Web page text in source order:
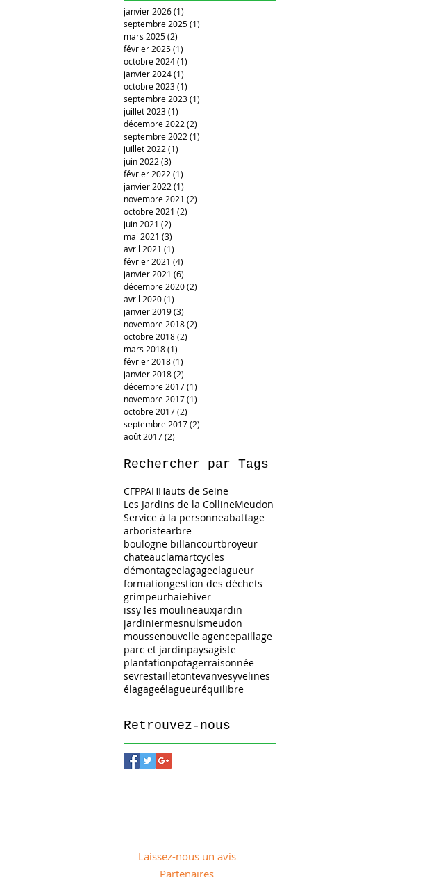
janvier 2026(1)
septembre 2025(1)
mars 2025(2)
février 2025(1)
octobre 2024(1)
janvier 2024(1)
octobre 2023(1)
septembre 2023(1)
juillet 2023(1)
décembre 2022 (2)
septembre 2022 (1)
juillet 2022 (1)
juin 2022 (3)
février 2022 (1)
janvier 2022 (1)
novembre 2021 (2)
octobre 2021 (2)
juin 2021 (2)
mai 2021 (3)
avril 2021 (1)
février 2021 (4)
janvier 2021 (6)
décembre 2020(2)
avril 2020(1)
janvier 2019(3)
novembre 2018(2)
octobre 2018(2)
mars 2018(1)
février 2018(1)
janvier 2018(2)
décembre 2017(1)
novembre 2017(1)
octobre 2017(2)
septembre 2017(2)
août 2017(2)
Rechercher par Tags
CFPPAHHauts de Seine
Les Jardins de la CollineMeudon
Service à la personneabattage
arboristearbre
boulogne billancourtbroyeur
chateauclamartcycles
démontageelagageelagueur
formationgestion des déchets
grimpeurhaiehiver
issy les moulineauxjardin
jardiniermesnulsmeudon
moussenouvelle agencepaillage
parc et jardinpaysagiste
plantationpotagerraisonnée
sevrestailletontevanvesyvelines
élagageélagueuréquilibre
Retrouvez-nous
Laissez-nous un avis
Partenaires